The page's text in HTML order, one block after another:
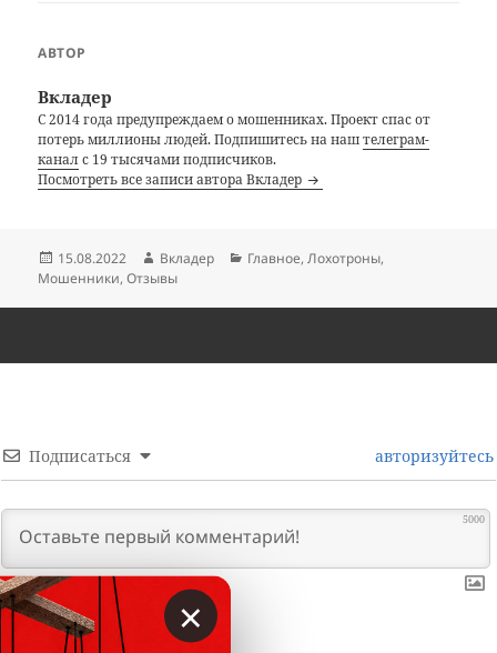
АВТОР
Вкладер
С 2014 года предупреждаем о мошенниках. Проект спас от
потерь миллионы людей. Подпишитесь на наштелеграм-
каналс 19 тысячами подписчиков.
Посмотреть все записи автора Вкладер
Опубликовано
15.08.2022 Автор
Вкладер Рубрики
Главное,Лохотроны,
Мошенники,Отзывы
Подписаться авторизуйтесь
5000
×